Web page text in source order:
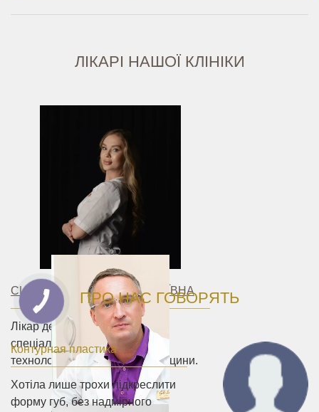
ЛІКАРІ НАШОЇ КЛІНІКИ
СИВОРАКША ЮЛІЯ МИКОЛАЇВНА
Лікар дерматолог-косметолог,
спеціаліст у галузі лазерних
технологій та естетичної медицини.
ПРО НАС ГОВОРЯТЬ
Контурная пластика
Хотіла лише трохи підкреслити
форму губ, без надмірного